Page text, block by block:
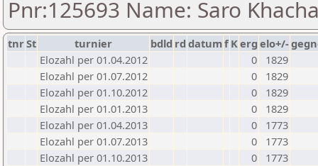
Pnr:125693 Name: Saro
tnrSt turnier bdld rd datumf Kerg elo+/-
Elozahl per 01.04.2012
0
1829
Elozahl per 01.07.2012
0
1829
Elozahl per 01.10.2012
0
1829
Elozahl per 01.01.2013
0
1829
Elozahl per 01.04.2013
0
1773
Elozahl per 01.07.2013
0
1773
Elozahl per 01.10.2013
0
1773